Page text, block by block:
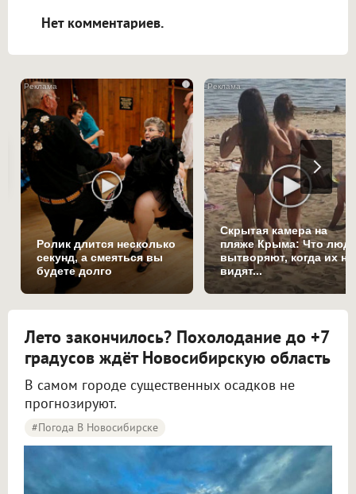
Нет комментариев.
i
Ролик длится несколько
секунд, а смеяться вы
будете долго
Скрытая камера на
пляже Крыма: Что
вытворяют, когда их не
видят...
Лето закончилось? Похолодание до +7
градусов ждёт Новосибирскую область
В самом городе существенных осадков не
прогнозируют.
#Погода В Новосибирске